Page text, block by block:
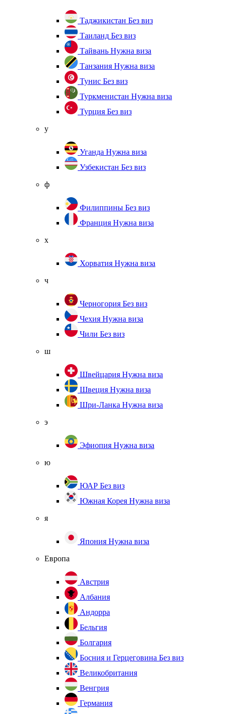
Таджикистан Без виз
Таиланд Без виз
Тайвань Нужна виза
Танзания Нужна виза
Тунис Без виз
Туркменистан Нужна виза
Турция Без виз
у
Уганда Нужна виза
Узбекистан Без виз
ф
Филиппины Без виз
Франция Нужна виза
х
Хорватия Нужна виза
ч
Черногория Без виз
Чехия Нужна виза
Чили Без виз
ш
Швейцария Нужна виза
Швеция Нужна виза
Шри-Ланка Нужна виза
э
Эфиопия Нужна виза
ю
ЮАР Без виз
Южная Корея Нужна виза
я
Япония Нужна виза
Европа
Австрия
Албания
Андорра
Бельгия
Болгария
Босния и Герцеговина Без виз
Великобритания
Венгрия
Германия